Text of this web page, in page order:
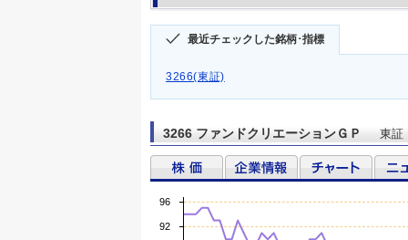
最近チェックした銘柄･指標
3266(東証)
3266 ファンドクリエーションＧＰ 東証